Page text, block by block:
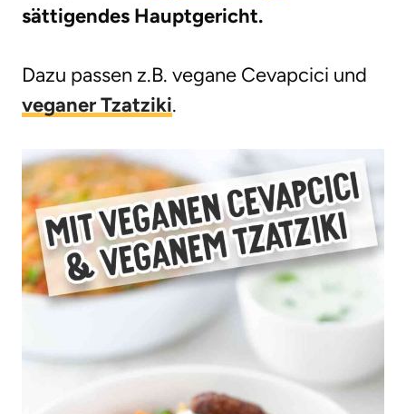
sättigendes Hauptgericht.
Dazu passen z.B. vegane Cevapcici und
veganer Tzatziki.